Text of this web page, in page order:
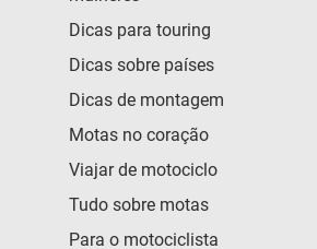
Dicas para touring
Dicas sobre países
Dicas de montagem
Motas no coração
Viajar de motociclo
Tudo sobre motas
Para o motociclista